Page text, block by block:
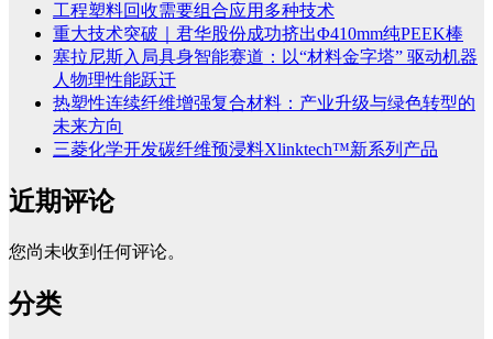
工程塑料回收需要组合应用多种技术
重大技术突破｜君华股份成功挤出Φ410mm纯PEEK棒
塞拉尼斯入局具身智能赛道：以“材料金字塔” 驱动机器
人物理性能跃迁
热塑性连续纤维增强复合材料：产业升级与绿色转型的
未来方向
三菱化学开发碳纤维预浸料Xlinktech™新系列产品
近期评论
您尚未收到任何评论。
分类